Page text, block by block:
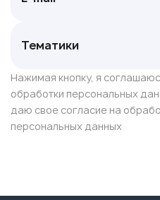
Нажимая кнопку, я
обработки персональных
даю свое согласие на
персональных данных